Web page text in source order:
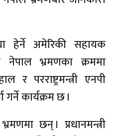
हेर्ने अमेरिकी सहायक
नेपाल भ्रमणका क्रममा
र परराष्ट्रमन्त्री एनपी
कार्यक्रम छ ।
छन् । प्रधानमन्त्री